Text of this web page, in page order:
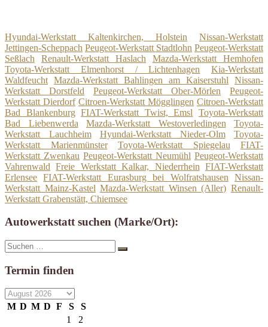
Hyundai-Werkstatt Kaltenkirchen, Holstein
Nissan-Werkstatt
Jettingen-Scheppach Peugeot-Werkstatt Stadtlohn Peugeot-Werkstatt
Seßlach
Renault-Werkstatt Haslach
Mazda-Werkstatt Hemhofen
Toyota-Werkstatt Elmenhorst / Lichtenhagen
Kia-Werkstatt
Waldfeucht Mazda-Werkstatt Bahlingen am Kaiserstuhl
Nissan-
Werkstatt Dorstfeld
Peugeot-Werkstatt Ober-Mörlen
Peugeot-
Werkstatt Dierdorf Citroen-Werkstatt Mögglingen Citroen-Werkstatt
Bad Blankenburg FIAT-Werkstatt Twist, Emsl
Toyota-Werkstatt
Bad Liebenwerda
Mazda-Werkstatt Westoverledingen
Toyota-
Werkstatt Lauchheim
Hyundai-Werkstatt Nieder-Olm
Toyota-
Werkstatt Marienmünster
Toyota-Werkstatt Spiegelau
FIAT-
Werkstatt Zwenkau Peugeot-Werkstatt Neumühl Peugeot-Werkstatt
Vahrenwald
Freie Werkstatt Kalkar, Niederrhein FIAT-Werkstatt
Erlensee
FIAT-Werkstatt Eurasburg bei Wolfratshausen
Nissan-
Werkstatt Mainz-Kastel Mazda-Werkstatt Winsen (Aller) Renault-
Werkstatt Grabenstätt, Chiemsee
Autowerkstatt suchen (Marke/Ort):
Suche
nach:
Suchen
Termin finden
M D M D F S
S
1
2